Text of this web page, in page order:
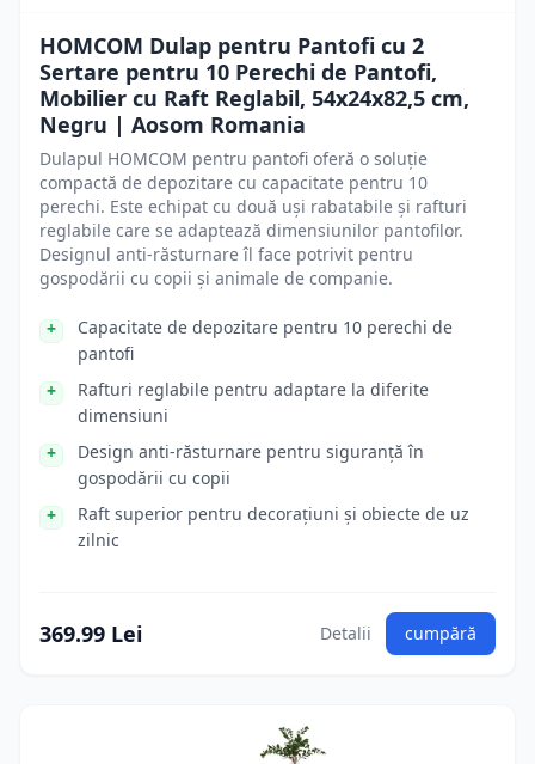
HOMCOM Dulap pentru Pantofi cu 2
Sertare pentru 10 Perechi de Pantofi,
Mobilier cu Raft Reglabil, 54x24x82,5 cm,
Negru | Aosom Romania
Dulapul HOMCOM pentru pantofi oferă o soluție
compactă de depozitare cu capacitate pentru 10
perechi. Este echipat cu două uși rabatabile și rafturi
reglabile care se adaptează dimensiunilor pantofilor.
Designul anti-răsturnare îl face potrivit pentru
gospodării cu copii și animale de companie.
Capacitate de depozitare pentru 10 perechi de
pantofi
Rafturi reglabile pentru adaptare la diferite
dimensiuni
Design anti-răsturnare pentru siguranță în
gospodării cu copii
Raft superior pentru decorațiuni și obiecte de uz
zilnic
369.99 Lei Detalii cumpără